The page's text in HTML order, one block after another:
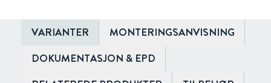
VARIANTER
MONTERINGSANVISNING
DOKUMENTASJON & EPD